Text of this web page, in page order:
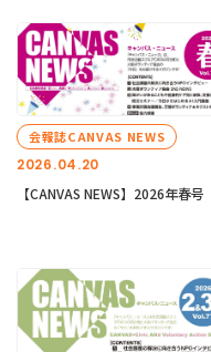
2026.04.20
会報誌CANVAS NEWS
【CANVAS NEWS】2026年春号